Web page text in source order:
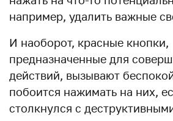
например, удалить важные
И наоборот, красные кнопки,
предназначенные для
действий, вызывают
побоится нажимать на них,
столкнулся с